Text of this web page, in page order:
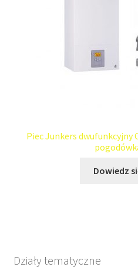
Piec Junkers dwufunkcyjny
Dowiedz
Działy tematyczne